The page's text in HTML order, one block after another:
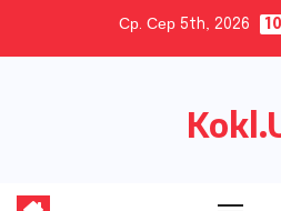
Ср. Сер 5th, 2026